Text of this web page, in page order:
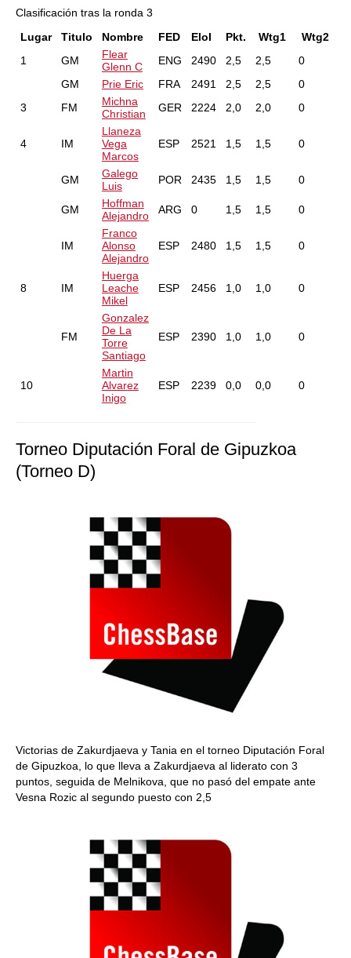
Clasificación tras la ronda 3
Lugar
Titulo Nombre FED EloI Pkt. Wtg1
Wtg2
1
GM
Flear
Glenn C
ENG 2490 2,5 2,5
0
GM
Prie Eric FRA 2491 2,5 2,5
0
3
FM
Michna
Christian
GER 2224 2,0 2,0 0
4 IM
Llaneza
Vega
Marcos
ESP 2521 1,5 1,5 0
GM
Galego
Luis
POR 2435 1,5 1,5 0
GM
Hoffman
Alejandro
ARG 0 1,5 1,5 0
IM
Franco
Alonso
Alejandro
ESP 2480 1,5 1,5 0
8 IM
Huerga
Leache
Mikel
ESP 2456 1,0 1,0 0
FM
Gonzalez
De La
Torre
Santiago
ESP 2390 1,0 1,0 0
10
Martin
Alvarez
Inigo
ESP 2239 0,0 0,0 0
Torneo Diputación Foral de Gipuzkoa
(Torneo D)
Victorias de Zakurdjaeva y Tania en el torneo Diputación Foral
de Gipuzkoa, lo que lleva a Zakurdjaeva al liderato con 3
puntos, seguida de Melnikova, que no pasó del empate ante
Vesna Rozic al segundo puesto con 2,5